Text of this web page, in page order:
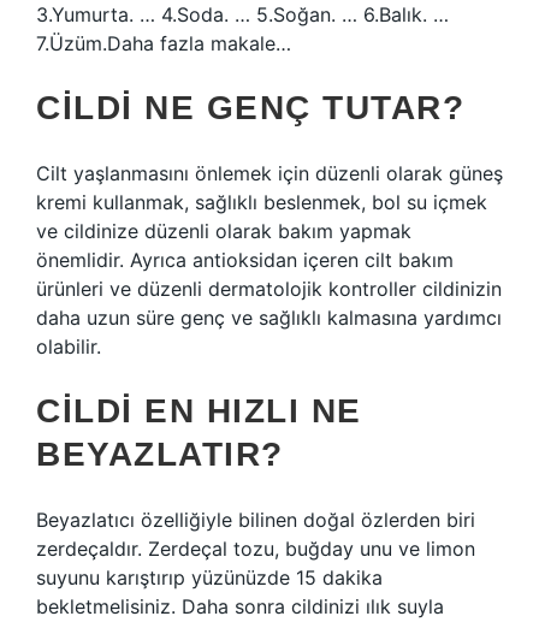
3.Yumurta. … 4.Soda. … 5.Soğan. … 6.Balık. …
7.Üzüm.Daha fazla makale…
CILDI NE GENÇ TUTAR?
Cilt yaşlanmasını önlemek için düzenli olarak güneş
kremi kullanmak, sağlıklı beslenmek, bol su içmek
ve cildinize düzenli olarak bakım yapmak
önemlidir. Ayrıca antioksidan içeren cilt bakım
ürünleri ve düzenli dermatolojik kontroller cildinizin
daha uzun süre genç ve sağlıklı kalmasına yardımcı
olabilir.
CILDI EN HIZLI NE
BEYAZLATIR?
Beyazlatıcı özelliğiyle bilinen doğal özlerden biri
zerdeçaldır. Zerdeçal tozu, buğday unu ve limon
suyunu karıştırıp yüzünüzde 15 dakika
bekletmelisiniz. Daha sonra cildinizi ılık suyla